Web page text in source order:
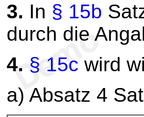
3. In § 15b
durch die
4. § 15c wird
a) Absatz 4